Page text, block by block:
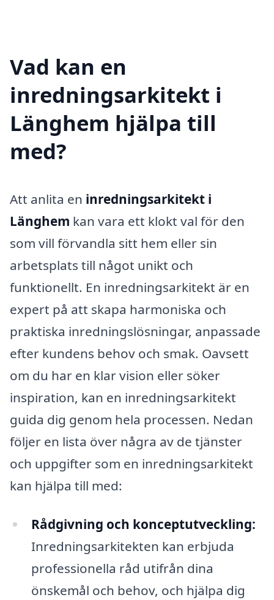
Vad kan en
inredningsarkitekt i
Länghem hjälpa till
med?
Att anlita en inredningsarkitekt i
Länghem kan vara ett klokt val för den
som vill förvandla sitt hem eller sin
arbetsplats till något unikt och
funktionellt. En inredningsarkitekt är en
expert på att skapa harmoniska och
praktiska inredningslösningar, anpassade
efter kundens behov och smak. Oavsett
om du har en klar vision eller söker
inspiration, kan en inredningsarkitekt
guida dig genom hela processen. Nedan
följer en lista över några av de tjänster
och uppgifter som en inredningsarkitekt
kan hjälpa till med:
Rådgivning och konceptutveckling:
Inredningsarkitekten kan erbjuda
professionella råd utifrån dina
önskemål och behov, och hjälpa dig